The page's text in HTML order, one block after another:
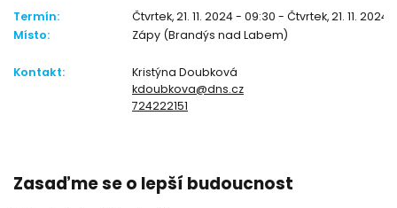
Termín: Čtvrtek, 21. 11. 2024 - 09:30 - Čtvrtek, 21. 11. 2024
Místo: Zápy (Brandýs nad Labem)
Kontakt:
Kristýna Doubková
kdoubkova@dns.cz
724222151
Zasaďme se o lepší budoucnost